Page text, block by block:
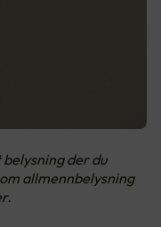
der du
allmennbelysning